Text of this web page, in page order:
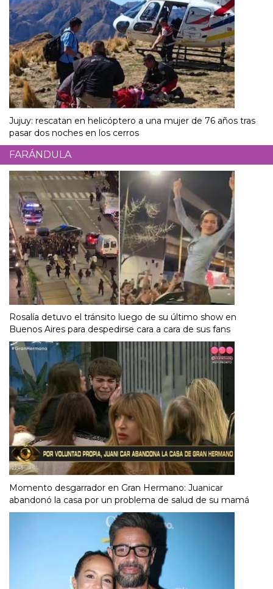
Jujuy: rescatan en helicóptero a una mujer de 76 años tras
pasar dos noches en los cerros
FARÁNDULA
Rosalía detuvo el tránsito luego de su último show en
Buenos Aires para despedirse cara a cara de sus fans
Momento desgarrador en Gran Hermano: Juanicar
abandonó la casa por un problema de salud de su mamá